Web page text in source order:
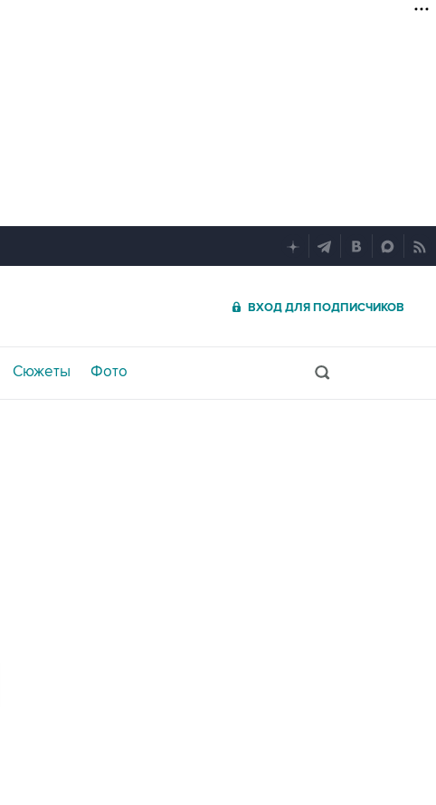
ВХОД ДЛЯ ПОДПИСЧИКОВ
Сюжеты Фото